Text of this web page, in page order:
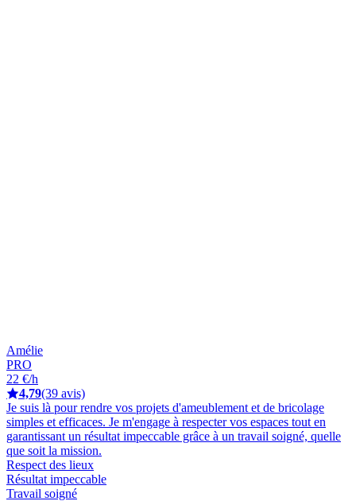
Amélie
PRO
22 €/h
4,79(39 avis)
Je suis là pour rendre vos projets d'ameublement et de bricolage
simples et efficaces. Je m'engage à respecter vos espaces tout en
garantissant un résultat impeccable grâce à un travail soigné, quelle
que soit la mission.
Respect des lieux
Résultat impeccable
Travail soigné